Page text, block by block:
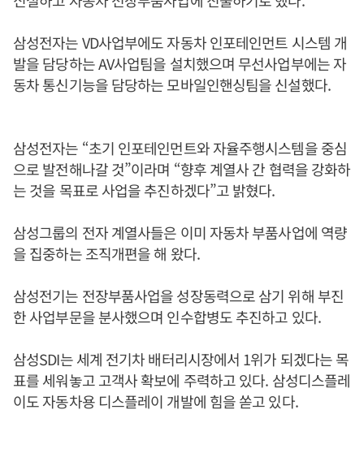
삼성전자는 VD사업부에도 자동차 인포테인먼트 시스템 개
발을 담당하는 AV사업팀을 설치했으며 무선사업부에는 자
동차 통신기능을 담당하는 모바일인핸싱팀을 신설했다.
삼성전자는 “초기 인포테인먼트와 자율주행시스템을 중심
으로 발전해나갈 것”이라며 “향후 계열사 간 협력을 강화하
는 것을 목표로 사업을 추진하겠다”고 밝혔다.
삼성그룹의 전자 계열사들은 이미 자동차 부품사업에 역량
을 집중하는 조직개편을 해 왔다.
삼성전기는 전장부품사업을 성장동력으로 삼기 위해 부진
한 사업부문을 분사했으며 인수합병도 추진하고 있다.
삼성SDI는 세계 전기차 배터리시장에서 1위가 되겠다는 목
표를 세워놓고 고객사 확보에 주력하고 있다. 삼성디스플레
이도 자동차용 디스플레이 개발에 힘을 쏟고 있다.